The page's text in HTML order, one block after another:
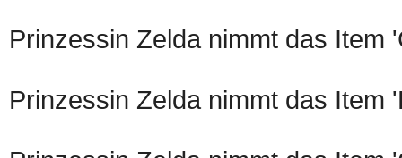
Prinzessin Zelda nimmt das Item
Prinzessin Zelda nimmt das Item